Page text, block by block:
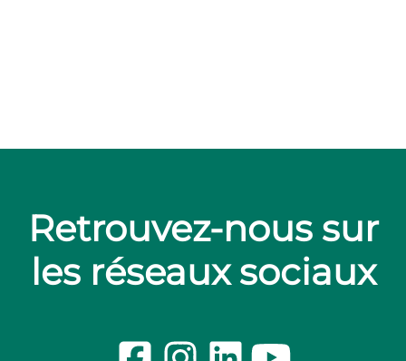
Retrouvez-nous sur
les réseaux sociaux